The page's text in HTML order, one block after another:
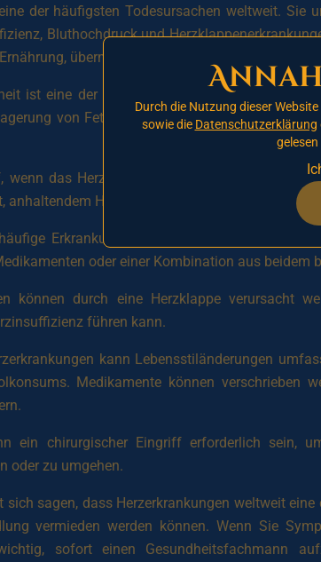
der häufigsten Todesursachen weltweit.
Bluthochdruck und
übermäßiger Alkoholkonsum, Rauchen,
ist eine der häufigsten Formen von
von Fettplaques und Cholesterin
wenn das Herz nicht in der Lage ist,
anhaltendem Husten, Schwellungen der Füße
Erkrankung, die die Arterien schädigen
oder einer Kombination aus beidem
können durch eine Herzklappe
führen kann.
kann Lebensstiländerungen
Medikamente können
ein chirurgischer Eingriff erforderlich sein,
oder zu umgehen.
sagen, dass Herzerkrankungen weltweit
vermieden werden können. Wenn Sie
sofort einen Gesundheitsfachmann
Durch die Nutzung dieser Website
sowie die Datenschutzerklärung